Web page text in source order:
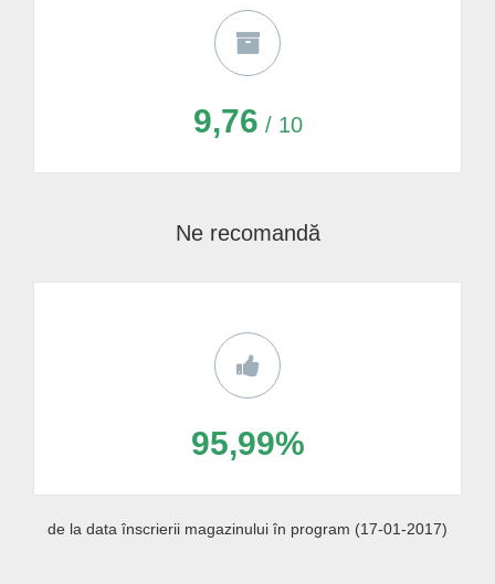
9,76 / 10
Ne recomandă
95,99%
de la data înscrierii magazinului în program (17-01-2017)